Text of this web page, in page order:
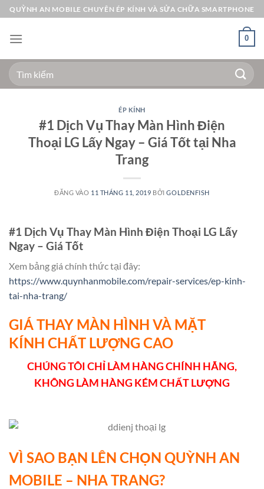
Bỏ
qua
nội
QUỲNH AN MOBILE CHUYÊN ÉP KÍNH VÀ SỬA CHỮA SMARTPHONE
0
Tìm
kiếm:
ÉP KÍNH
#1 Dịch Vụ Thay Màn Hình Điện
Thoại LG Lấy Ngay – Giá Tốt tại Nha
Trang
ĐĂNG VÀO 11 THÁNG 11, 2019 BỞIGOLDENFISH
#1 Dịch Vụ Thay Màn Hình Điện Thoại LG Lấy
Ngay – Giá Tốt
Xem bảng giá chính thức tại đây:
https://www.quynhanmobile.com/repair-services/ep-kinh-
tai-nha-trang/
GIÁ THAY MÀN HÌNH VÀ MẶT
KÍNH CHẤT LƯỢNG CAO
CHÚNG TÔI CHỈ LÀM HÀNG CHÍNH HÃNG,
KHÔNG LÀM HÀNG KÉM CHẤT LƯỢNG
VÌ SAO BẠN LÊN CHỌN QUỲNH AN
MOBILE – NHA TRANG?